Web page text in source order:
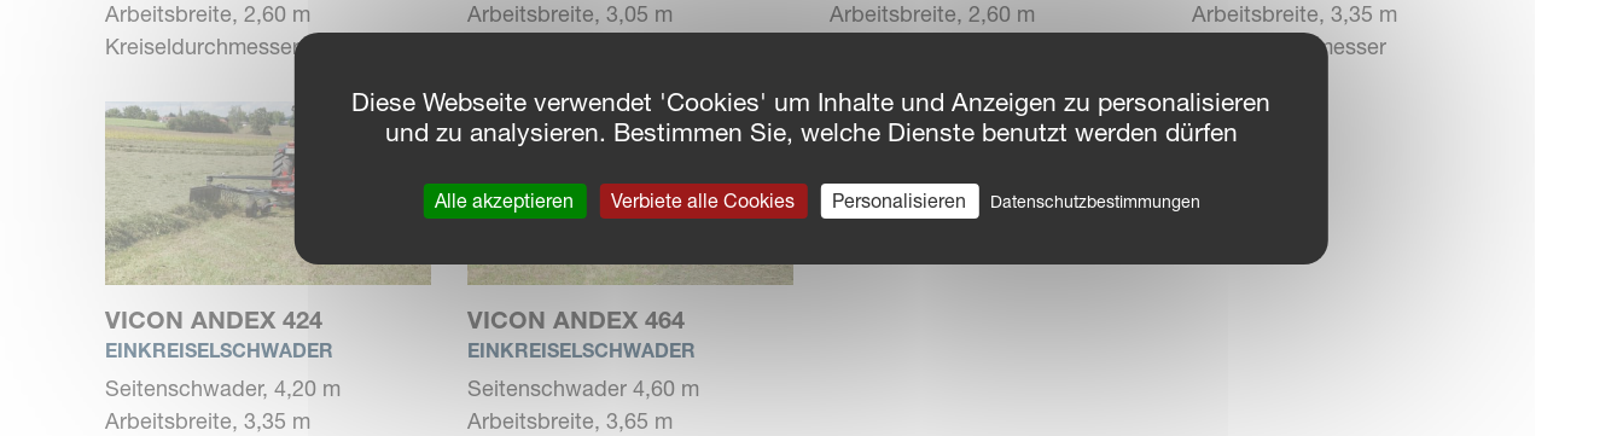
Arbeitsbreite, 2,60 m
Kreiseldurchmesser
Arbeitsbreite, 3,05 m
Arbeitsbreite, 2,60 m
Arbeitsbreite, 3,35 m
Kreiseldurchmesser
VICON ANDEX 424
EINKREISELSCHWADER
Seitenschwader, 4,20 m
Arbeitsbreite, 3,35 m
VICON ANDEX 464
EINKREISELSCHWADER
Seitenschwader 4,60 m
Arbeitsbreite, 3,65 m
Diese Webseite verwendet 'Cookies' um Inhalte und Anzeigen zu personalisieren
und zu analysieren. Bestimmen Sie, welche Dienste benutzt werden dürfen
Alle akzeptieren Verbiete alle Cookies Personalisieren Datenschutzbestimmungen